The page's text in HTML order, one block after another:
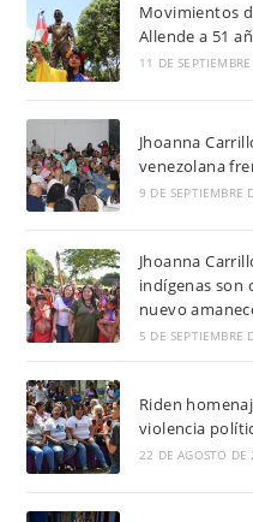
Movimientos
Allende a 51
11 DE
Jhoanna
venezolana
9 DE SEPTIEMBRE
Jhoanna
indígenas son
nuevo
5 DE SEPTIEMBRE
Riden
violencia
22 DE AGOSTO DE